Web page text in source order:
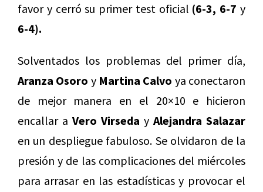
favor y cerró su primer test oficial (6-3, 6-7 y
6-4).
Solventados los problemas del primer día,
Aranza Osoro y Martina Calvo ya conectaron
de mejor manera en el 20×10 e hicieron
encallar a Vero Virseda y Alejandra Salazar
en un despliegue fabuloso. Se olvidaron de la
presión y de las complicaciones del miércoles
para arrasar en las estadísticas y provocar el